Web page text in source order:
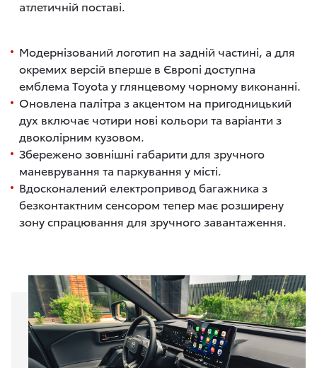
атлетичній поставі.
Модернізований логотип на задній частині, а для
окремих версій вперше в Європі доступна
емблема Toyota у глянцевому чорному виконанні.
Оновлена палітра з акцентом на пригодницький
дух включає чотири нові кольори та варіанти з
двоколірним кузовом.
Збережено зовнішні габарити для зручного
маневрування та паркування у місті.
Вдосконалений електропривод багажника з
безконтактним сенсором тепер має розширену
зону спрацювання для зручного завантаження.